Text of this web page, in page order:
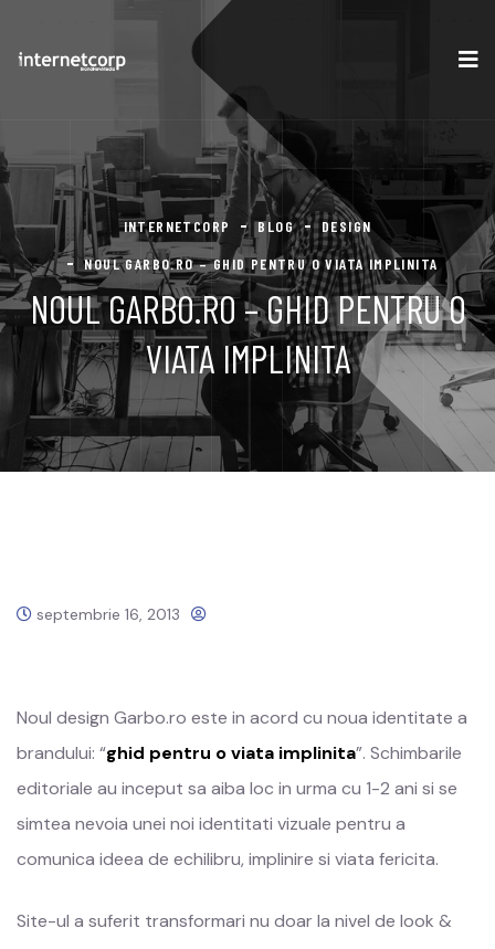
INTERNETCORP BLOG
DESIGN
NOUL GARBO.RO – GHID PENTRU O VIATA IMPLINITA
NOUL GARBO.RO – GHID PENTRU O
VIATA IMPLINITA
septembrie 16, 2013
Noul design Garbo.ro este in acord cu noua identitate a
brandului: “ghid pentru o viata implinita”. Schimbarile
editoriale au inceput sa aiba loc in urma cu 1-2 ani si se
simtea nevoia unei noi identitati vizuale pentru a
comunica ideea de echilibru, implinire si viata fericita.
Site-ul a suferit transformari nu doar la nivel de look &